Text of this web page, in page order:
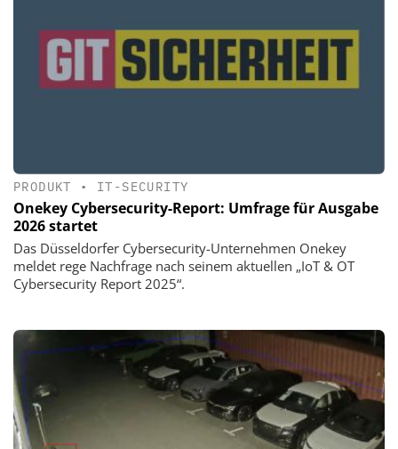
PRODUKT • IT-SECURITY
Onekey Cybersecurity-Report: Umfrage für Ausgabe
2026 startet
Das Düsseldorfer Cybersecurity-Unternehmen Onekey
meldet rege Nachfrage nach seinem aktuellen „IoT & OT
Cybersecurity Report 2025“.